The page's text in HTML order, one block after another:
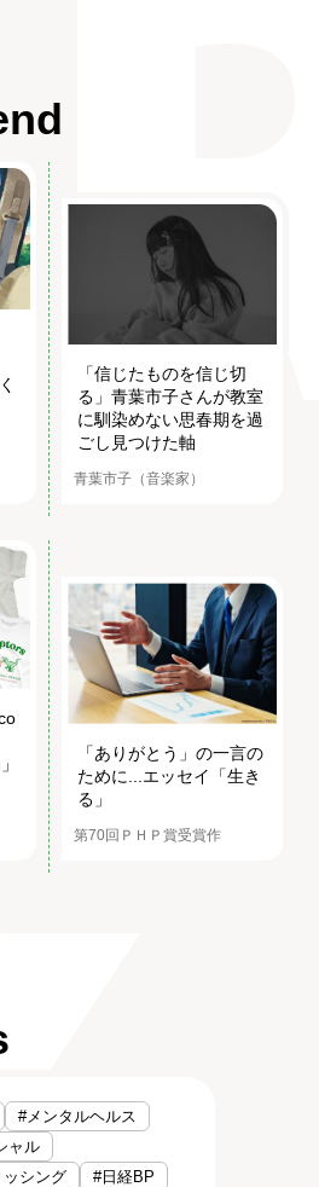
「信じたものを信じ切
る」青葉市子さんが教室
に馴染めない思春期を過
ごし見つけた軸
青葉市子（音楽家）
「ありがとう」の一言の
ために...エッセイ「生き
る」
第70回ＰＨＰ賞受賞作
#メンタルヘルス
ャル
シング
#日経BP